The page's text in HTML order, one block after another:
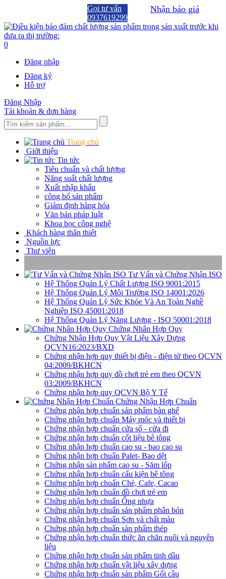
Nhận báo giá
Gọi tư vấn
0937619299
0
Đăng nhập
Đăng ký
Hỗ trợ
Đăng Nhập
Tài khoản & đơn hàng
Trang chủ
Giới thiệu
Tin tức
Tiêu chuẩn và chất lượng
Năng suất chất lượng
Xuất nhập khẩu
công bố sản phẩm
Giám định hàng hóa
Văn bản pháp luật
Khoa học công nghệ
Khách hàng thân thiết
Nguồn lực
Thư viện
Tư Vấn và Chứng Nhận ISO
Hệ Thống Quản Lý Chất Lượng ISO 9001:2015
Hệ Thống Quản Lý Môi Trường ISO 14001:2026
Hệ Thống Quản Lý Sức Khỏe Và An Toàn Nghề
Nghiệp ISO 45001:2018
Hệ Thống Quản Lý Năng Lượng - ISO 50001:2018
Chứng Nhân Hợp Quy
Chứng Nhận Hợp Quy Vật Liệu Xây Dựng
QCVN16:2023/BXD
Chứng nhận hợp quy thiết bị điện - điện tử theo QCVN
04:2009/BKHCN
Chứng nhận hợp quy đồ chơi trẻ em theo QCVN
03:2009/BKHCN
Chứng nhận hợp quy QCVN Bộ Y Tế
Chứng Nhận Hợp Chuẩn
Chứng nhận hợp chuẩn sản phẩm bàn ghế
Chứng nhận hợp chuẩn Máy móc và thiết bị
Chứng nhận hợp chuẩn cửa sổ - cửa đi
Chứng nhận hợp chuẩn cốt liệu bê tông
Chứng nhận hợp chuẩn cao su - bao cao su
Chứng nhận hợp chuẩn Palet- Bao dệt
Chứng nhận sản phẩm cao su - Săm lốp
Chứng nhận hợp chuẩn cấu kiện bê tông
Chứng nhận hợp chuẩn Chè, Cafe, Cacao
Chứng nhận hợp chuẩn đồ chơi trẻ em
Chứng nhận hợp chuẩn Ống nhựa
Chứng nhận hợp chuẩn sản phẩm phân bón
Chứng nhận hợp chuẩn Sơn và chất màu
Chứng nhận hợp chuẩn sản phẩm thép
Chứng nhận hợp chuẩn thức ăn chăn nuôi và nguyên
liệu
Chứng nhận hợp chuẩn sản phẩm tinh dầu
Chứng nhận hợp chuẩn vật liệu xây dựng
Chứng nhận hợp chuẩn sản phẩm Gối cầu